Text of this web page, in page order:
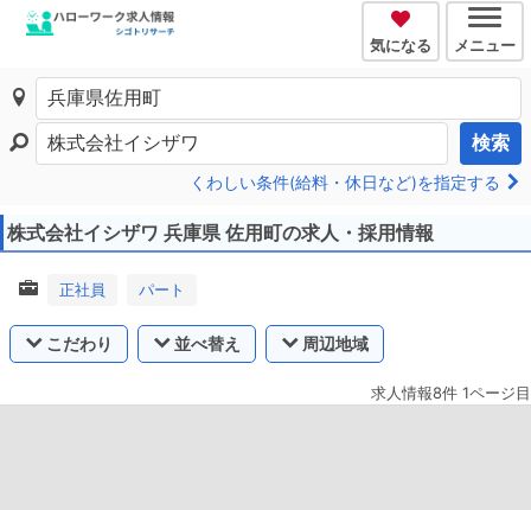
気になる メニュー
検索
くわしい条件(給料・休日など)を指定する
株式会社イシザワ 兵庫県 佐用町の求人・採用情報
正社員 パート
こだわり 並べ替え 周辺地域
求人情報8件 1ページ目